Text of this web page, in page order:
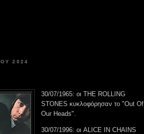
2024
30/07/1965: οι THE ROLLING
STONES κυκλοφόρησαν το "Out Of
Our Heads".
30/07/1996: οι ALICE IN CHAINS